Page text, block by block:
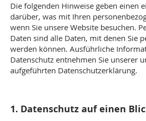
Die folgenden Hinweise geben einen
darüber, was mit Ihren
wenn Sie unsere Website besuchen.
Daten sind alle Daten, mit denen Sie
werden können. Ausführliche
Datenschutz entnehmen Sie unserer
aufgeführten Datenschutzerklärung.
1. Datenschutz auf einen